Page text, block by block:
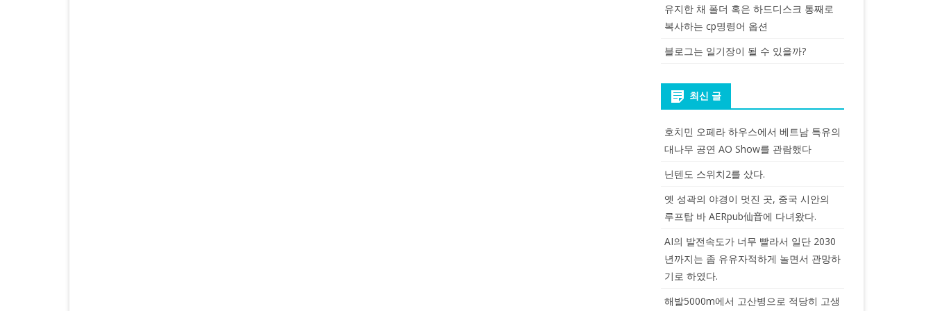
유지한 채 폴더 혹은 하드디스크 통째로
복사하는 cp명령어 옵션
블로그는 일기장이 될 수 있을까?
최신 글
호치민 오페라 하우스에서 베트남 특유의
대나무 공연 AO Show를 관람했다
닌텐도 스위치2를 샀다.
옛 성곽의 야경이 멋진 곳, 중국 시안의
루프탑 바 AERpub仙音에 다녀왔다.
AI의 발전속도가 너무 빨라서 일단 2030
년까지는 좀 유유자적하게 놀면서 관망하
기로 하였다.
해발5000m에서 고산병으로 적당히 고생